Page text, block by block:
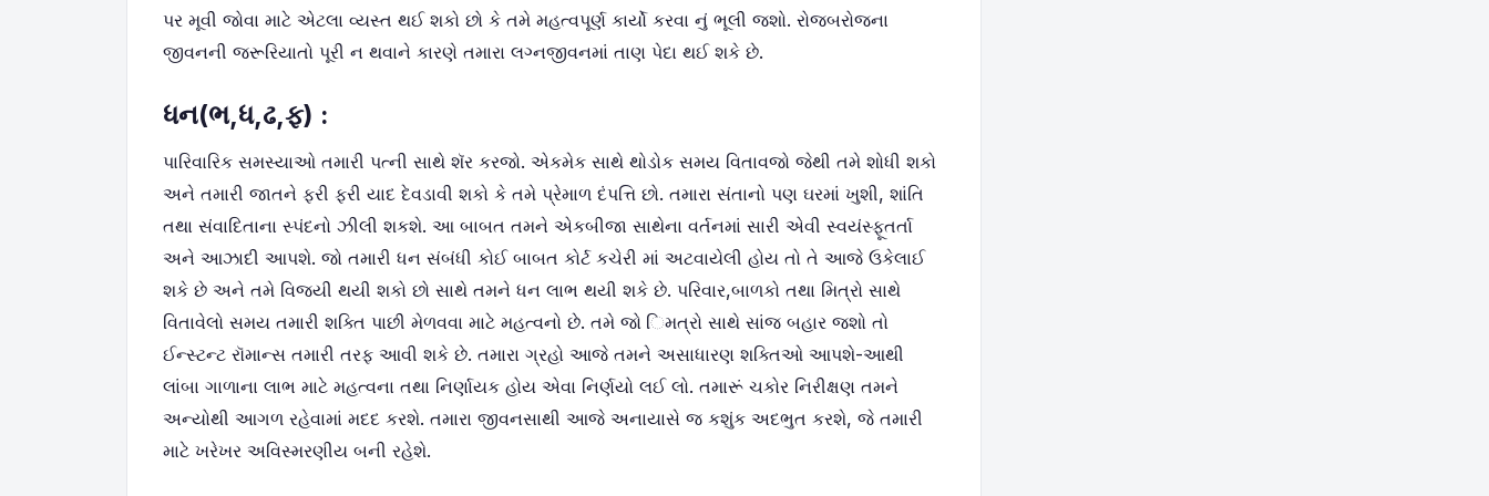
પર મૂવી જોવા માટે એટલા વ્યસ્ત થઈ શકો છો કે તમે મહત્વપૂર્ણ કાર્યો કરવા નું ભૂલી જશો. રોજબરોજના
જીવનની જરૂરિયાતો પૂરી ન થવાને કારણે તમારા લગ્નજીવનમાં તાણ પેદા થઈ શકે છે.
ધન(ભ,ધ,ઢ,ફ) :
પારિવારિક સમસ્યાઓ તમારી પત્ની સાથે શૅર કરજો. એકમેક સાથે થોડોક સમય વિતાવજો જેથી તમે શોધી શકો
અને તમારી જાતને ફરી ફરી યાદ દેવડાવી શકો કે તમે પ્રેમાળ દંપત્તિ છો. તમારા સંતાનો પણ ઘરમાં ખુશી, શાંતિ
તથા સંવાદિતાના સ્પંદનો ઝીલી શકશે. આ બાબત તમને એકબીજા સાથેના વર્તનમાં સારી એવી સ્વયંસ્ફૂતર્તા
અને આઝાદી આપશે. જો તમારી ધન સંબંધી કોઈ બાબત કોર્ટ કચેરી માં અટવાયેલી હોય તો તે આજે ઉકેલાઈ
શકે છે અને તમે વિજયી થયી શકો છો સાથે તમને ધન લાભ થયી શકે છે. પરિવાર,બાળકો તથા મિત્રો સાથે
વિતાવેલો સમય તમારી શક્તિ પાછી મેળવવા માટે મહત્વનો છે. તમે જો િમત્રો સાથે સાંજ બહાર જશો તો
ઈન્સ્ટન્ટ રૉમાન્સ તમારી તરફ આવી શકે છે. તમારા ગ્રહો આજે તમને અસાધારણ શક્તિઓ આપશે-આથી
લાંબા ગાળાના લાભ માટે મહત્વના તથા નિર્ણાયક હોય એવા નિર્ણયો લઈ લો. તમારૂં ચકોર નિરીક્ષણ તમને
અન્યોથી આગળ રહેવામાં મદદ કરશે. તમારા જીવનસાથી આજે અનાયાસે જ કશુંક અદભુત કરશે, જે તમારી
માટે ખરેખર અવિસ્મરણીય બની રહેશે.